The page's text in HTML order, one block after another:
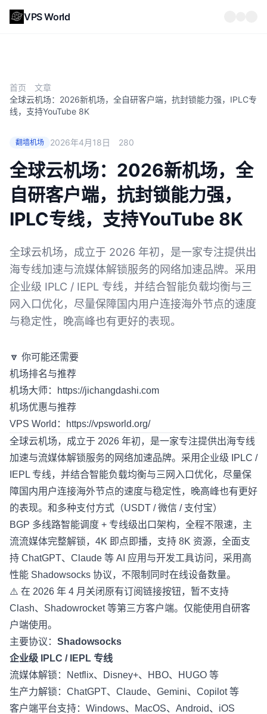
VPS World
首页
文章
全球云机场：2026新机场，全自研客户端，抗封锁能力强，IPLC专
线，支持YouTube 8K
翻墙机场 2026年4月18日 280
全球云机场：2026新机场，全
自研客户端，抗封锁能力强，
IPLC专线，支持YouTube 8K
全球云机场，成立于 2026 年初，是一家专注提供出
海专线加速与流媒体解锁服务的网络加速品牌。采用
企业级 IPLC / IEPL 专线，并结合智能负载均衡与三
网入口优化，尽量保障国内用户连接海外节点的速度
与稳定性，晚高峰也有更好的表现。
🔽 你可能还需要
机场排名与推荐
机场大师：
https://jichangdashi.com
机场优惠与推荐
VPS World：
https://vpsworld.org/
全球云机场，成立于 2026 年初，是一家专注提供出海专线
加速与流媒体解锁服务的网络加速品牌。采用企业级 IPLC /
IEPL 专线，并结合智能负载均衡与三网入口优化，尽量保
障国内用户连接海外节点的速度与稳定性，晚高峰也有更好
的表现。和多种支付方式（USDT / 微信 / 支付宝）
BGP 多线路智能调度 + 专线级出口架构，全程不限速，主
流流媒体完整解锁，4K 即点即播，支持 8K 资源，全面支
持 ChatGPT、Claude 等 AI 应用与开发工具访问，采用高
性能 Shadowsocks 协议，不限制同时在线设备数量。
⚠️ 在 2026 年 4 月关闭原有订阅链接按钮，暂不支持
Clash、Shadowrocket 等第三方客户端。仅能使用自研客
户端使用。
主要协议： Shadowsocks
企业级 IPLC / IEPL 专线
流媒体解锁：Netflix、Disney+、HBO、HUGO 等
生产力解锁：ChatGPT、Claude、Gemini、Copilot 等
客户端平台支持：Windows、MacOS、Android、iOS